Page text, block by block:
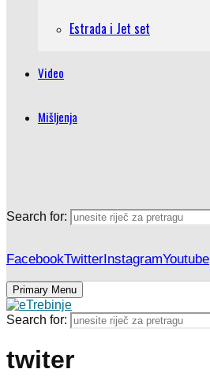
Estrada i Jet set
Video
Mišljenja
Search for:
FacebookTwitterInstagramYoutube
Primary Menu
Search for:
twiter